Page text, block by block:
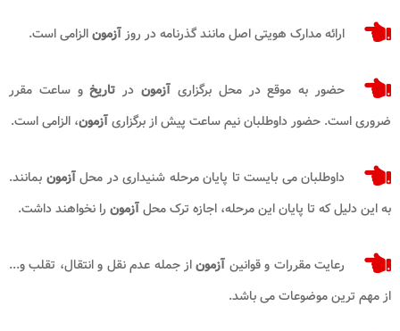
ارائه مدارک هویتی اصل مانند گذرنامه در روزآزمونالزامی است.
حضور به موقع در محل برگزاری آزمون در تاریخو ساعت مقرر
ضروری است. حضور داوطلبان نیم ساعت پیش از برگزاریآزمون، الزامی است.
داوطلبان می بایست تا پایان مرحله شنیداری در محلآزمون بمانند.
به این دلیل که تا پایان این مرحله، اجازه ترک محلآزمون را نخواهند داشت.
رعایت مقررات و قوانین آزموناز جمله عدم نقل و انتقال، تقلب و...
از مهم ترین موضوعات می باشد.